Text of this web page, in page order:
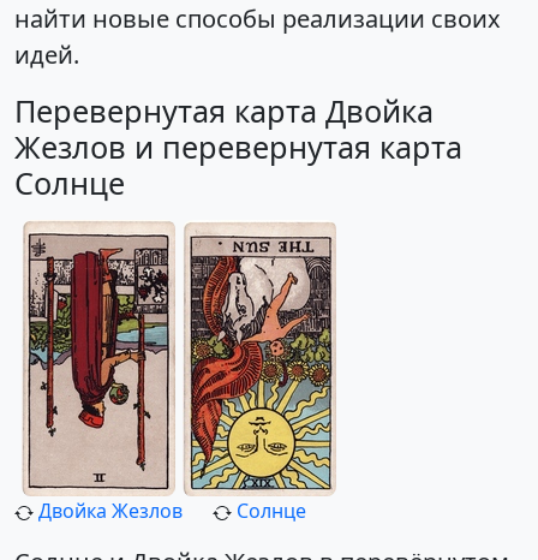
найти новые способы реализации своих
идей.
Перевернутая карта Двойка
Жезлов и перевернутая карта
Солнце
Двойка Жезлов Солнце